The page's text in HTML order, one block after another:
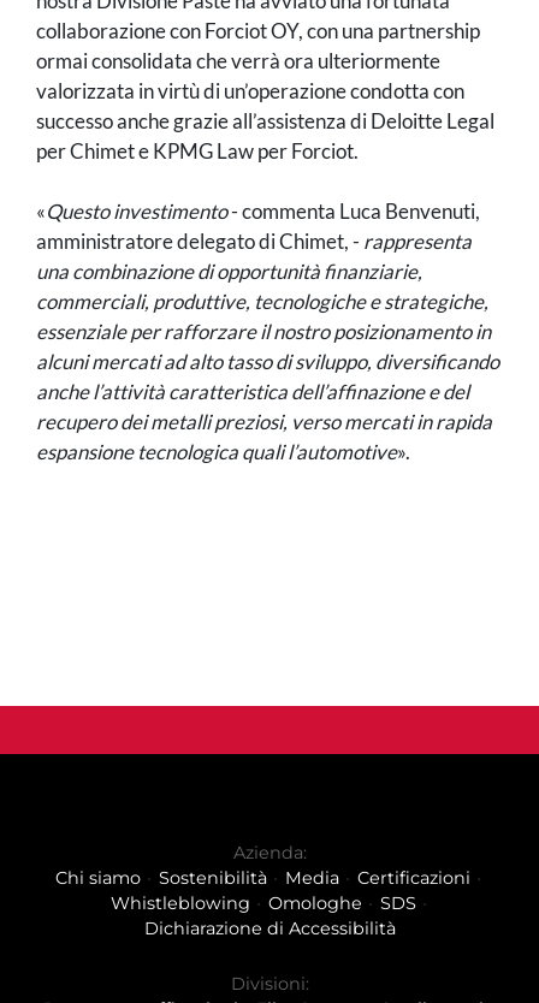
collaborazione con Forciot OY, con una partnership
ormai consolidata che verrà ora ulteriormente
valorizzata in virtù di un’operazione condotta con
successo anche grazie all’assistenza di Deloitte Legal
per Chimet e KPMG Law per Forciot.
«Questo investimento- commenta Luca Benvenuti,
amministratore delegato di Chimet, - rappresenta
una combinazione di opportunità finanziarie,
commerciali, produttive, tecnologiche e strategiche,
essenziale per rafforzare il nostro posizionamento in
alcuni mercati ad alto tasso di sviluppo, diversificando
anche l’attività caratteristica dell’affinazione e del
recupero dei metalli preziosi, verso mercati in rapida
espansione tecnologica quali l’automotive».
Azienda:
Chi siamo
Sostenibilità Media
Certificazioni
Whistleblowing
Omologhe
SDS
Dichiarazione di Accessibilità
Divisioni:
BLOOMART S.R.L.
Via Impiano 1
52020 Laterina (AR)
Web: www.bloomart.it